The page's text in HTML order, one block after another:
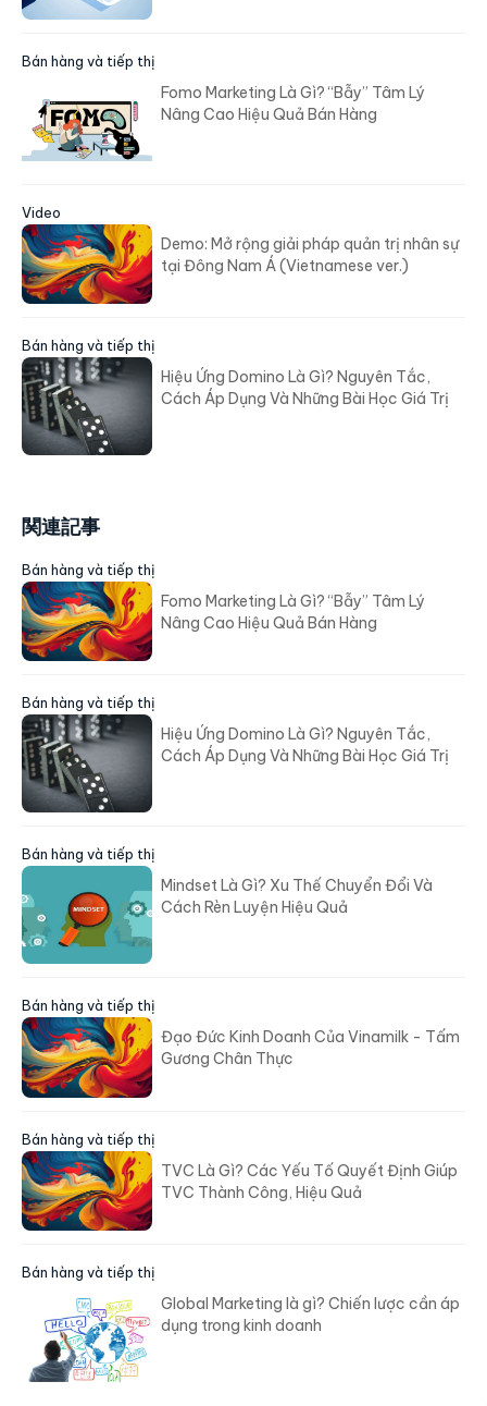
Bán hàng và tiếp thị
Fomo Marketing Là Gì? “Bẫy” Tâm Lý
Nâng Cao Hiệu Quả Bán Hàng
Video
Demo: Mở rộng giải pháp quản trị nhân sự
tại Đông Nam Á (Vietnamese ver.)
Bán hàng và tiếp thị
Hiệu Ứng Domino Là Gì? Nguyên Tắc,
Cách Áp Dụng Và Những Bài Học Giá Trị
関連記事
Bán hàng và tiếp thị
Fomo Marketing Là Gì? “Bẫy” Tâm Lý
Nâng Cao Hiệu Quả Bán Hàng
Bán hàng và tiếp thị
Hiệu Ứng Domino Là Gì? Nguyên Tắc,
Cách Áp Dụng Và Những Bài Học Giá Trị
Bán hàng và tiếp thị
Mindset Là Gì? Xu Thế Chuyển Đổi Và
Cách Rèn Luyện Hiệu Quả
Bán hàng và tiếp thị
Đạo Đức Kinh Doanh Của Vinamilk - Tấm
Gương Chân Thực
Bán hàng và tiếp thị
TVC Là Gì? Các Yếu Tố Quyết Định Giúp
TVC Thành Công, Hiệu Quả
Bán hàng và tiếp thị
Global Marketing là gì? Chiến lược cần áp
dụng trong kinh doanh